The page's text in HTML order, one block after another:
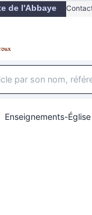
de l'Abbaye
Enseignements-Église